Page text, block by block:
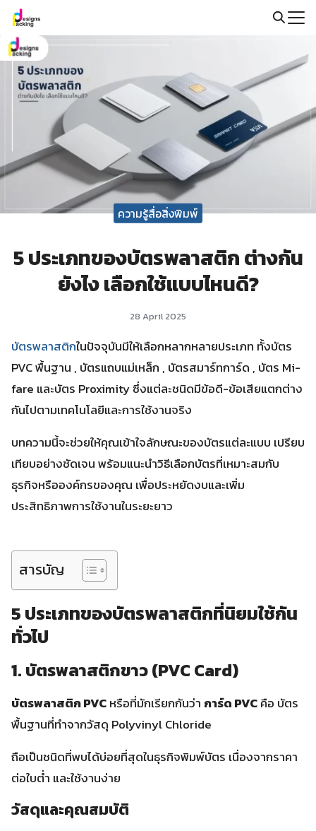
Skip
content
Search
for:
ความรู้สื่อสิ่งพิมพ์
5 ประเภทของบัตรพลาสติก ต่างกัน
ยังไง เลือกใช้แบบไหนดี?
28 April 2025
บัตรพลาสติกในปัจจุบันมีให้เลือกหลากหลายประเภท ทั้งบัตร
PVC พื้นฐาน , บัตรแถบแม่เหล็ก , บัตรสมาร์ทการ์ด , บัตร Mi-
fare และบัตร Proximity ซึ่งแต่ละชนิดมีข้อดี-ข้อเสียแตกต่าง
กันไปตามเทคโนโลยีและการใช้งานจริง
บทความนี้จะช่วยให้คุณเข้าใจลักษณะของบัตรแต่ละแบบ เปรียบ
เทียบอย่างชัดเจน พร้อมแนะนำวิธีเลือกบัตรที่เหมาะสมกับ
ธุรกิจหรือองค์กรของคุณ เพื่อประหยัดงบและเพิ่ม
ประสิทธิภาพการใช้งานในระยะยาว
สารบัญ
5 ประเภทของบัตรพลาสติกที่นิยมใช้กัน
ทั่วไป
1. บัตรพลาสติกขาว (PVC Card)
บัตรพลาสติก PVCหรือที่มักเรียกกันว่า การ์ด PVCคือ บัตร
พื้นฐานที่ทำจากวัสดุ Polyvinyl Chloride
ถือเป็นชนิดที่พบได้บ่อยที่สุดในธุรกิจพิมพ์บัตร เนื่องจากราคา
ต่อใบต่ำ และใช้งานง่าย
วัสดุและคุณสมบัติ